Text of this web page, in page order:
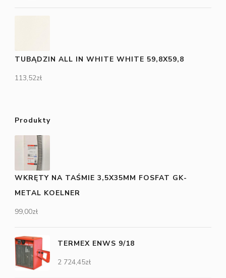
TUBĄDZIN ALL IN WHITE WHITE 59,8X59,8
113,52zł
Produkty
WKRĘTY NA TAŚMIE 3,5X35MM FOSFAT GK-
METAL KOELNER
99,00zł
TERMEX ENWS 9/18
2 724,45zł